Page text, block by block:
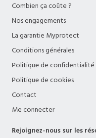
Combien ça coûte ?
Nos engagements
La garantie Myprotect
Conditions générales
Politique de confidentialité
Politique de cookies
Contact
Me connecter
Rejoignez-nous sur les